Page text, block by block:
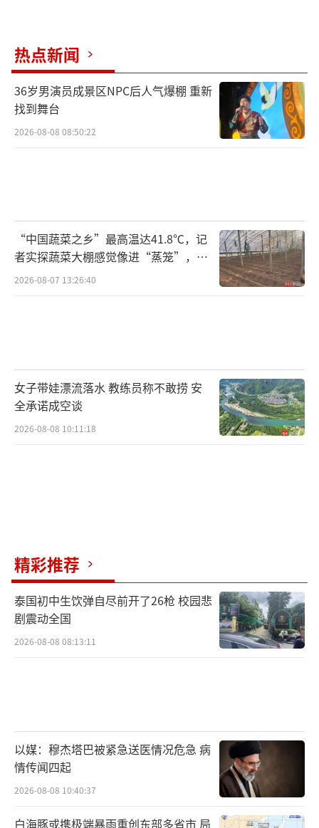
热点新闻
36岁男演员成景区NPC后人气爆棚 重新
找到舞台
2026-08-08 08:50:22
“中国蔬菜之乡”最高温达41.8℃，记
者实探蔬菜大棚感觉像进“蒸笼”，有
村民称只能凌晨两点起来干活
2026-08-07 13:26:40
女子带娃漂流落水 教练员称不敢捞 安
全承诺成空谈
2026-08-08 10:11:18
精彩推荐
泰国初中生饮弹自尽前开了26枪 校园悲
剧震动全国
2026-08-08 08:13:11
以媒：穆杰塔巴被紧急送医情况危急 病
情传闻四起
2026-08-08 10:40:37
白海豚或携极端暴雨重创东部多省市 局